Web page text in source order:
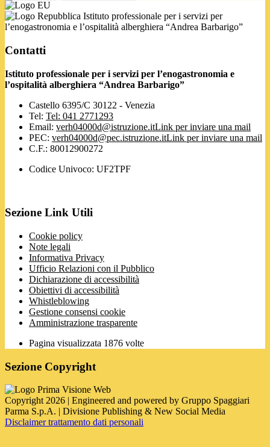
Istituto professionale per i servizi per
l’enogastronomia e l’ospitalità alberghiera “Andrea Barbarigo”
Contatti
Istituto professionale per i servizi per l’enogastronomia e
l’ospitalità alberghiera “Andrea Barbarigo”
Castello 6395/C 30122 - Venezia
Tel: Tel: 041 2771293
Email: verh04000d@istruzione.itLink per inviare una mail
PEC: verh04000d@pec.istruzione.itLink per inviare una mail
C.F.: 80012900272
Codice Univoco: UF2TPF
Sezione Link Utili
Cookie policy
Note legali
Informativa Privacy
Ufficio Relazioni con il Pubblico
Dichiarazione di accessibilità
Obiettivi di accessibilità
Whistleblowing
Gestione consensi cookie
Amministrazione trasparente
Pagina visualizzata 1876 volte
Sezione Copyright
Copyright 2026 | Engineered and powered by Gruppo Spaggiari
Parma S.p.A. | Divisione Publishing & New Social Media
Disclaimer trattamento dati personali